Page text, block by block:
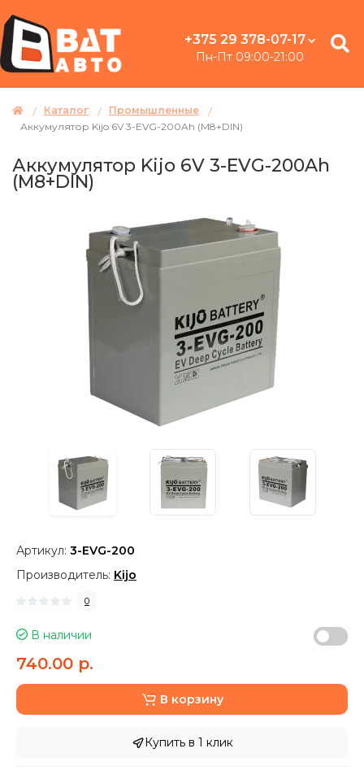
+375 29 378-07-17
Пн-Пт 09:00-21:00
Каталог
Промышленные
Аккумулятор Kijo 6V 3-EVG-200Ah (M8+DIN)
Аккумулятор Kijo 6V 3-EVG-200Ah
(M8+DIN)
Артикул: 3-EVG-200
Производитель: Kijo
0
В наличии
740.00 р.
В корзину
Купить в 1 клик